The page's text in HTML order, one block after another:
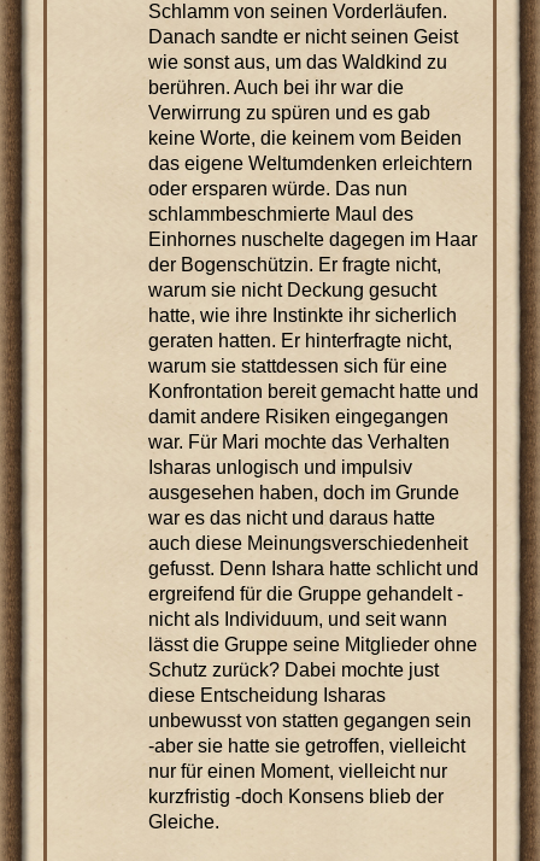
Schlamm von seinen Vorderläufen.
Danach sandte er nicht seinen Geist
wie sonst aus, um das Waldkind zu
berühren. Auch bei ihr war die
Verwirrung zu spüren und es gab
keine Worte, die keinem vom Beiden
das eigene Weltumdenken erleichtern
oder ersparen würde. Das nun
schlammbeschmierte Maul des
Einhornes nuschelte dagegen im Haar
der Bogenschützin. Er fragte nicht,
warum sie nicht Deckung gesucht
hatte, wie ihre Instinkte ihr sicherlich
geraten hatten. Er hinterfragte nicht,
warum sie stattdessen sich für eine
Konfrontation bereit gemacht hatte und
damit andere Risiken eingegangen
war. Für Mari mochte das Verhalten
Isharas unlogisch und impulsiv
ausgesehen haben, doch im Grunde
war es das nicht und daraus hatte
auch diese Meinungsverschiedenheit
gefusst. Denn Ishara hatte schlicht und
ergreifend für die Gruppe gehandelt -
nicht als Individuum, und seit wann
lässt die Gruppe seine Mitglieder ohne
Schutz zurück? Dabei mochte just
diese Entscheidung Isharas
unbewusst von statten gegangen sein
-aber sie hatte sie getroffen, vielleicht
nur für einen Moment, vielleicht nur
kurzfristig -doch Konsens blieb der
Gleiche.